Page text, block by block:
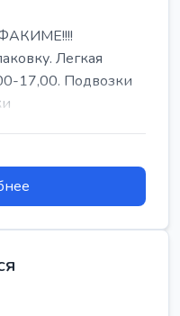
Легкая
17,00. Подвозки